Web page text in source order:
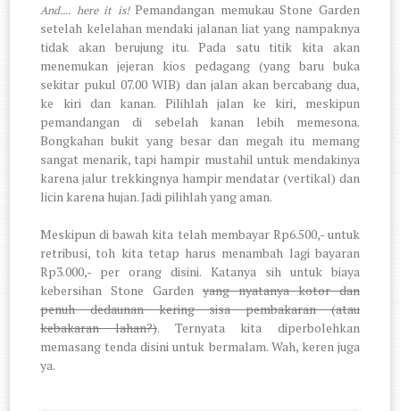
And.... here it is!Pemandangan memukau Stone Garden
setelah kelelahan mendaki jalanan liat yang nampaknya
tidak akan berujung itu. Pada satu titik kita akan
menemukan jejeran kios pedagang (yang baru buka
sekitar pukul 07.00 WIB) dan jalan akan bercabang dua,
ke kiri dan kanan. Pilihlah jalan ke kiri, meskipun
pemandangan di sebelah kanan lebih memesona.
Bongkahan bukit yang besar dan megah itu memang
sangat menarik, tapi hampir mustahil untuk mendakinya
karena jalur trekkingnya hampir mendatar (vertikal) dan
licin karena hujan. Jadi pilihlah yang aman.
Meskipun di bawah kita telah membayar Rp6.500,- untuk
retribusi, toh kita tetap harus menambah lagi bayaran
Rp3.000,- per orang disini. Katanya sih untuk biaya
kebersihan Stone Garden yang nyatanya kotor dan
penuh dedaunan kering sisa pembakaran (atau
kebakaran lahan?). Ternyata kita diperbolehkan
memasang tenda disini untuk bermalam. Wah, keren juga
ya.